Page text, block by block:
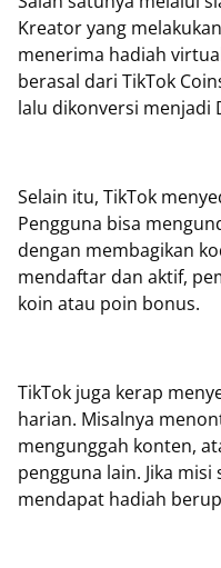
Kreator yang
menerima hadiah
berasal dari TikTok
lalu dikonversi menjadi
Selain itu, TikTok
Pengguna bisa
dengan membagikan
mendaftar dan aktif,
koin atau poin bonus.
TikTok juga kerap
harian. Misalnya
mengunggah konten,
pengguna lain. Jika
mendapat hadiah